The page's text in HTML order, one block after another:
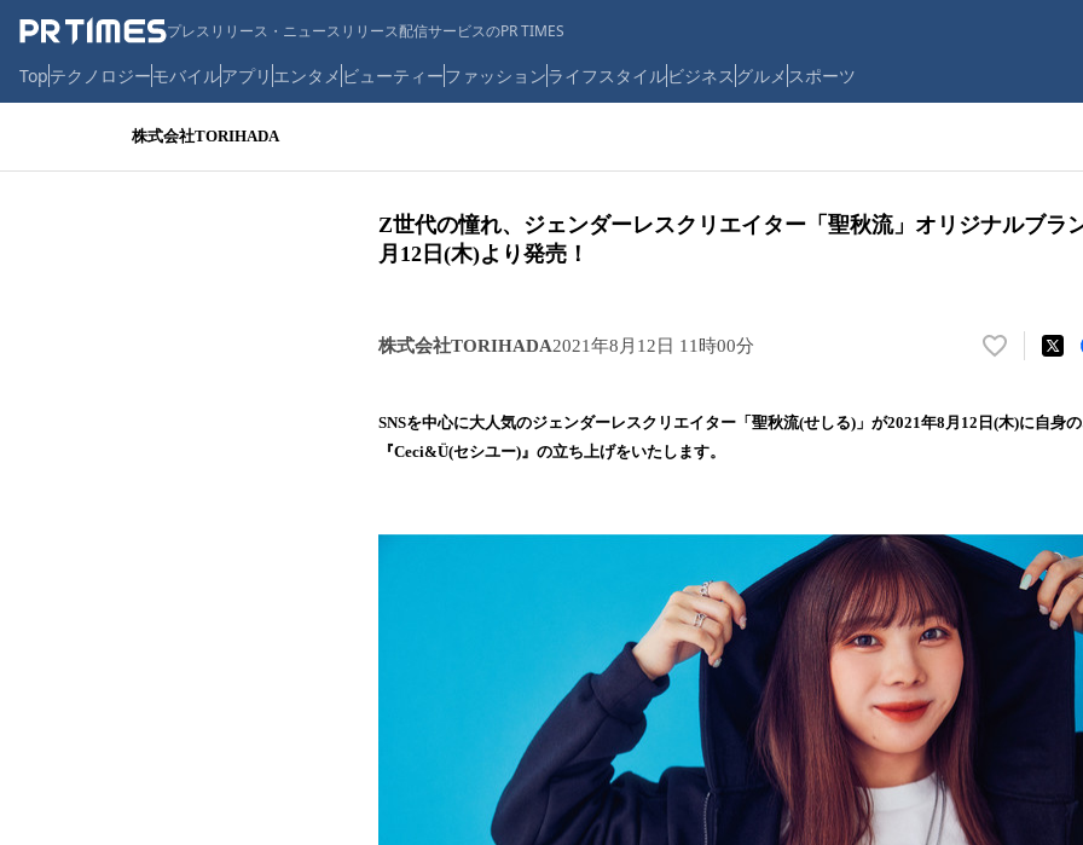
プレスリリース・ニュースリリース配信サービスのPR TIMES
Topテクノロジーモバイルアプリ エンタメ ビューティーファッションライフスタイルビジネス グルメ スポーツ
株式会社TORIHADA
Z世代の憧れ、ジェンダーレスクリエイター「聖秋流」オリジナルブラ
月12日(木)より発売！
株式会社TORIHADA2021年8月12日 11時00分
い
！
み
込
​SNSを中心に大人気のジェンダーレスクリエイター「聖秋流(せしる)」が2021年8月12日(木)に自身
『Ceci&Ü(セシユー)』の立ち上げをいたします。